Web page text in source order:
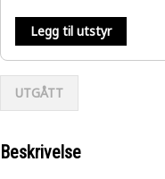
Legg til utstyr
UTGÅTT
Beskrivelse